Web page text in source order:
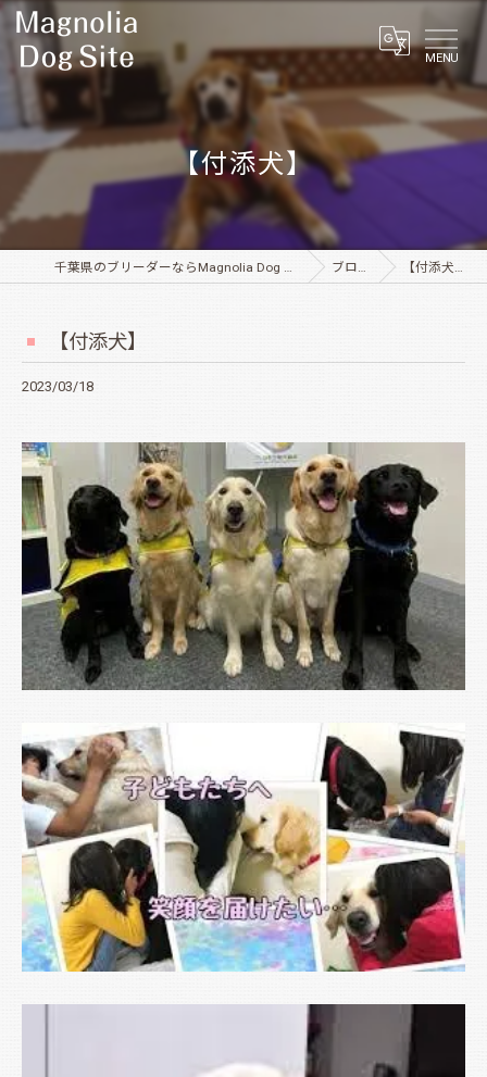
MENU
【付添犬】
千葉県のブリーダーならMagnolia Dog Site ブログ 【付添犬】
【付添犬】
2023/03/18